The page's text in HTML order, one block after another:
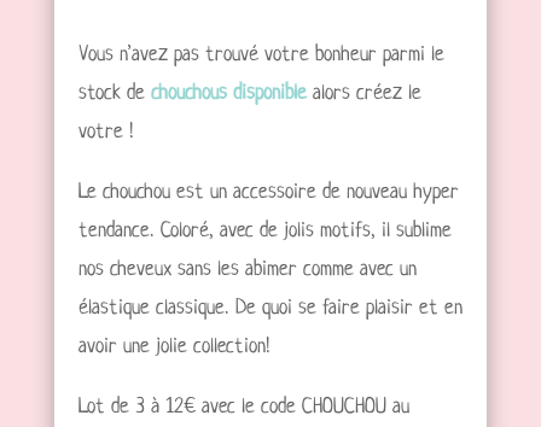
Vous n’avez pas trouvé votre bonheur parmi le
stock de chouchous disponiblealors créez le
votre !
Le chouchou est un accessoire de nouveau hyper
tendance. Coloré, avec de jolis motifs, il sublime
nos cheveux sans les abimer comme avec un
élastique classique. De quoi se faire plaisir et en
avoir une jolie collection!
Lot de 3 à 12€ avec le code CHOUCHOU au